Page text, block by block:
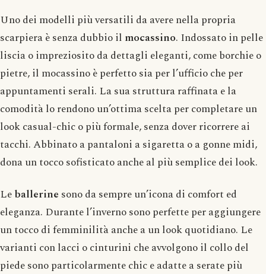
Uno dei modelli più versatili da avere nella propria
scarpiera è senza dubbio il mocassino. Indossato in pelle
liscia o impreziosito da dettagli eleganti, come borchie o
pietre, il mocassino è perfetto sia per l’ufficio che per
appuntamenti serali. La sua struttura raffinata e la
comodità lo rendono un’ottima scelta per completare un
look casual-chic o più formale, senza dover ricorrere ai
tacchi. Abbinato a pantaloni a sigaretta o a gonne midi,
dona un tocco sofisticato anche al più semplice dei look.
Leballerine sono da sempre un’icona di comfort ed
eleganza. Durante l’inverno sono perfette per aggiungere
un tocco di femminilità anche a un look quotidiano. Le
varianti con lacci o cinturini che avvolgono il collo del
piede sono particolarmente chic e adatte a serate più